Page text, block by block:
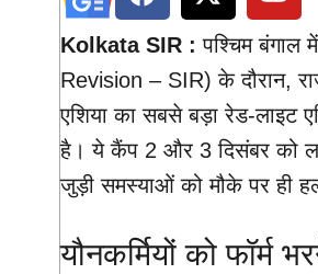
Kolkata SIR :पश्चिम बंगाल
Revision – SIR) के दौरान,
एशिया का सबसे बड़ा रेड-लाइट
है। ये कैंप 2 और 3 दिसंबर को
जुड़ी समस्याओं को मौके पर ही
यौनकर्मियों को फॉर्म